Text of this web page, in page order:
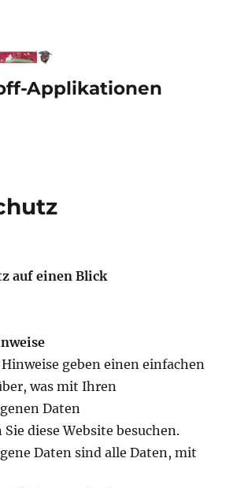
Applikationen
auf einen Blick
geben einen einfachen
was mit Ihren
Daten
diese Website besuchen.
Daten sind alle Daten, mit